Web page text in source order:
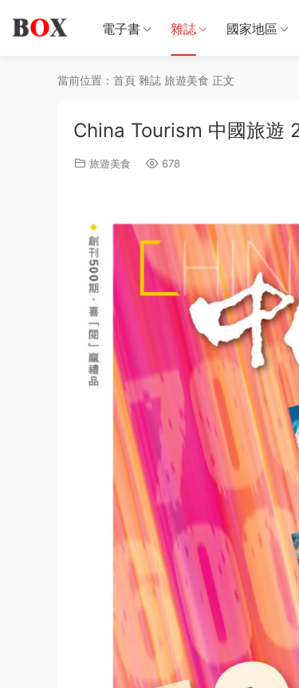
電子書 雜誌 國家地區
當前位置： 首頁 雜誌 旅遊美食 正文
China Tourism 中國旅遊
旅遊美食 678